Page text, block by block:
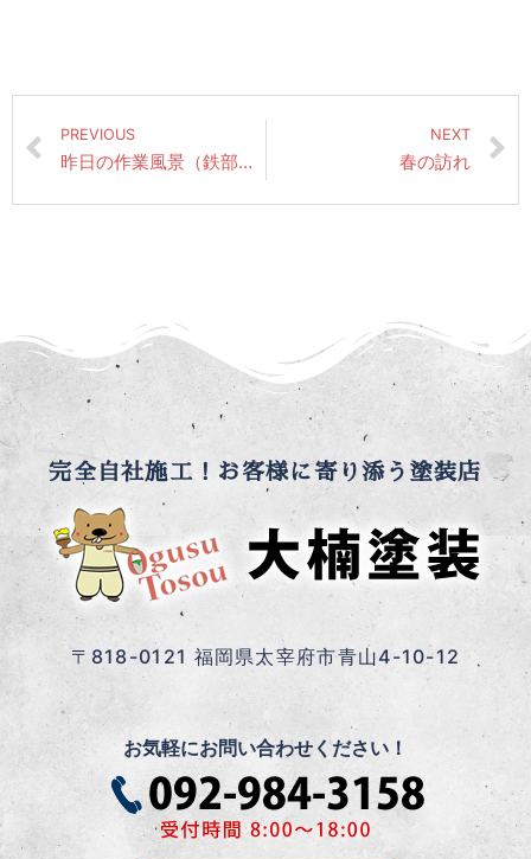
PREVIOUS
昨日の作業風景（鉄部仕上げ塗装・雨戸仕上げ塗装・防水仕上げ塗装）
NEXT
春の訪れ
完全自社施工！お客様に寄り添う塗装店
〒818-0121 福岡県太宰府市青山4-10-12
お気軽にお問い合わせください！